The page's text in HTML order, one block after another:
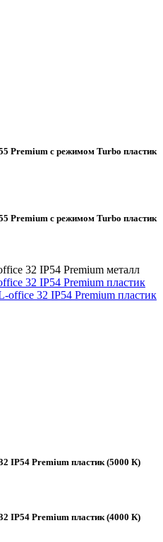
Premium с режимом Turbo пластик
Premium с режимом Turbo пластик
32 IP54 Premium металл
32 IP54 Premium пластик
IP54 Premium пластик (5000 К)
IP54 Premium пластик (4000 К)